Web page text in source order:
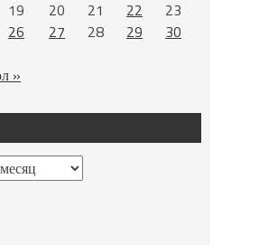
19 20 21 22
23
26 27 28 29
30
»